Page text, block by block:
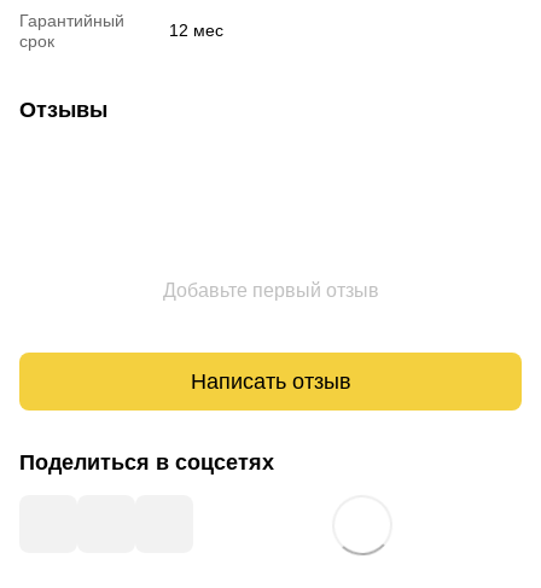
Гарантийный
срок
12 мес
Отзывы
Добавьте первый отзыв
Написать отзыв
Поделиться в соцсетях